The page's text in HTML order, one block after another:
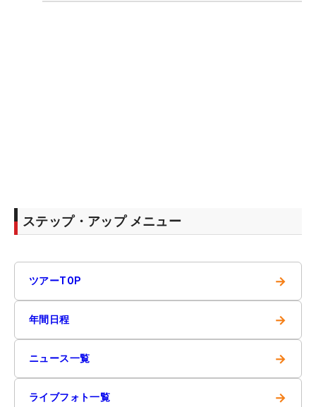
ステップ・アップ メニュー
ツアーTOP →
年間日程 →
ニュース一覧 →
ライブフォト一覧 →